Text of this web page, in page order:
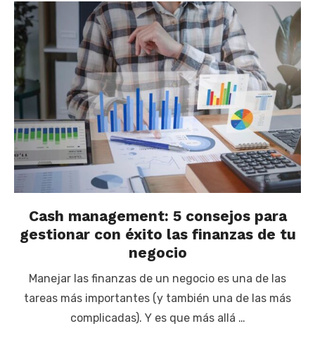
Cash management: 5 consejos para
gestionar con éxito las finanzas de tu
negocio
Manejar las finanzas de un negocio es una de las
tareas más importantes (y también una de las más
complicadas). Y es que más allá …